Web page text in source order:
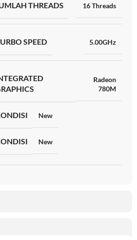
THREADS 16 Threads
SPEED 5.00GHz
Radeon
780M
New
New